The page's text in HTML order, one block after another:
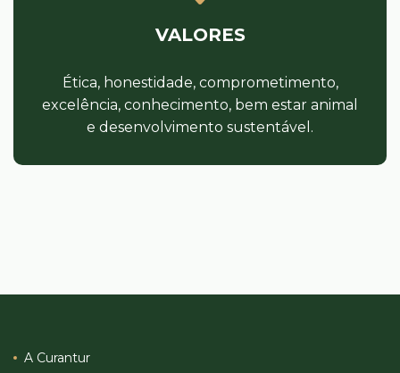
VALORES
Ética, honestidade, comprometimento,
excelência, conhecimento, bem estar animal
e desenvolvimento sustentável.
A Curantur